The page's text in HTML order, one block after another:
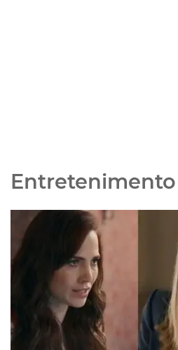
Entretenimento